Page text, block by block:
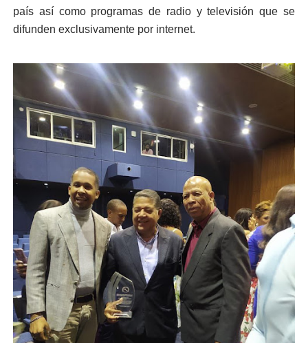
país así como programas de radio y televisión que se
difunden exclusivamente por internet.